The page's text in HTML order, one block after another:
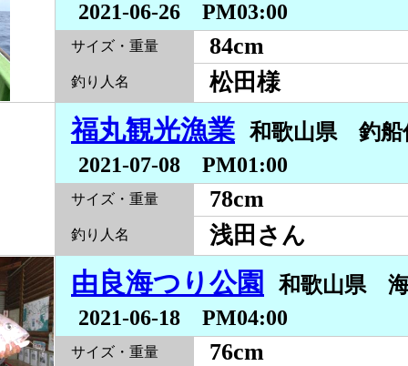
2021-06-26 PM03:00
サイズ・重量 84cm
釣り人名 松田様
福丸観光漁業
和歌山県 釣
2021-07-08 PM01:00
サイズ・重量 78cm
釣り人名 浅田さん
由良海つり公園
和歌山県
2021-06-18 PM04:00
サイズ・重量 76cm